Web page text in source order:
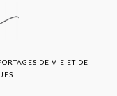
DE VIE ET DE